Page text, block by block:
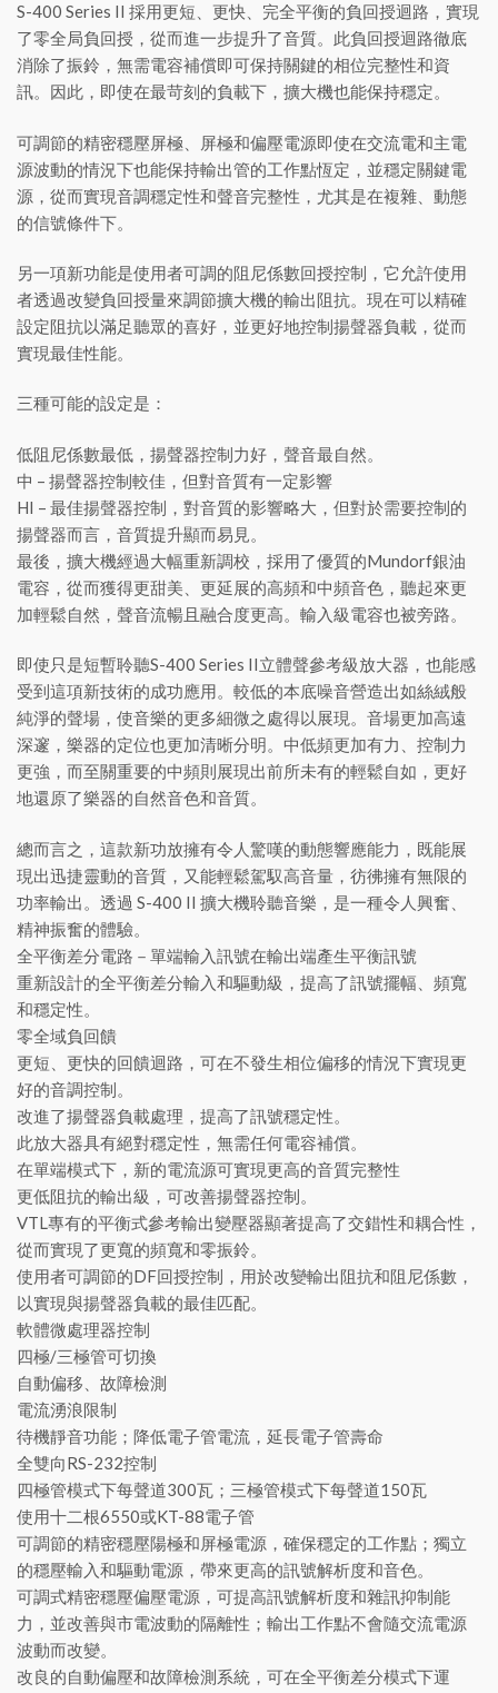
S-400 Series II 採用更短、更快、完全平衡的負回授迴路，實現
了零全局負回授，從而進一步提升了音質。此負回授迴路徹底
消除了振鈴，無需電容補償即可保持關鍵的相位完整性和資
訊。因此，即使在最苛刻的負載下，擴大機也能保持穩定。
可調節的精密穩壓屏極、屏極和偏壓電源即使在交流電和主電
源波動的情況下也能保持輸出管的工作點恆定，並穩定關鍵電
源，從而實現音調穩定性和聲音完整性，尤其是在複雜、動態
的信號條件下。
另一項新功能是使用者可調的阻尼係數回授控制，它允許使用
者透過改變負回授量來調節擴大機的輸出阻抗。現在可以精確
設定阻抗以滿足聽眾的喜好，並更好地控制揚聲器負載，從而
實現最佳性能。
三種可能的設定是：
低阻尼係數最低，揚聲器控制力好，聲音最自然。
中 – 揚聲器控制較佳，但對音質有一定影響
HI – 最佳揚聲器控制，對音質的影響略大，但對於需要控制的
揚聲器而言，音質提升顯而易見。
最後，擴大機經過大幅重新調校，採用了優質的Mundorf銀油
電容，從而獲得更甜美、更延展的高頻和中頻音色，聽起來更
加輕鬆自然，聲音流暢且融合度更高。輸入級電容也被旁路。
即使只是短暫聆聽S-400 Series II立體聲參考級放大器，也能感
受到這項新技術的成功應用。較低的本底噪音營造出如絲絨般
純淨的聲場，使音樂的更多細微之處得以展現。音場更加高遠
深邃，樂器的定位也更加清晰分明。中低頻更加有力、控制力
更強，而至關重要的中頻則展現出前所未有的輕鬆自如，更好
地還原了樂器的自然音色和音質。
總而言之，這款新功放擁有令人驚嘆的動態響應能力，既能展
現出迅捷靈動的音質，又能輕鬆駕馭高音量，彷彿擁有無限的
功率輸出。透過 S-400 II 擴大機聆聽音樂，是一種令人興奮、
精神振奮的體驗。
全平衡差分電路－單端輸入訊號在輸出端產生平衡訊號
重新設計的全平衡差分輸入和驅動級，提高了訊號擺幅、頻寬
和穩定性。
零全域負回饋
更短、更快的回饋迴路，可在不發生相位偏移的情況下實現更
好的音調控制。
改進了揚聲器負載處理，提高了訊號穩定性。
此放大器具有絕對穩定性，無需任何電容補償。
在單端模式下，新的電流源可實現更高的音質完整性
更低阻抗的輸出級，可改善揚聲器控制。
VTL專有的平衡式參考輸出變壓器顯著提高了交錯性和耦合性，
從而實現了更寬的頻寬和零振鈴。
使用者可調節的DF回授控制，用於改變輸出阻抗和阻尼係數，
以實現與揚聲器負載的最佳匹配。
軟體微處理器控制
四極/三極管可切換
自動偏移、故障檢測
電流湧浪限制
待機靜音功能；降低電子管電流，延長電子管壽命
全雙向RS-232控制
四極管模式下每聲道300瓦；三極管模式下每聲道150瓦
使用十二根6550或KT-88電子管
可調節的精密穩壓陽極和屏極電源，確保穩定的工作點；獨立
的穩壓輸入和驅動電源，帶來更高的訊號解析度和音色。
可調式精密穩壓偏壓電源，可提高訊號解析度和雜訊抑制能
力，並改善與市電波動的隔離性；輸出工作點不會隨交流電源
波動而改變。
改良的自動偏壓和故障檢測系統，可在全平衡差分模式下運